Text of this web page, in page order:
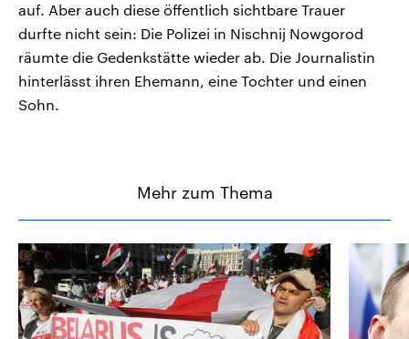
auf. Aber auch diese öffentlich sichtbare Trauer
durfte nicht sein: Die Polizei in Nischnij Nowgorod
räumte die Gedenkstätte wieder ab. Die Journalistin
hinterlässt ihren Ehemann, eine Tochter und einen
Sohn.
Mehr zum Thema